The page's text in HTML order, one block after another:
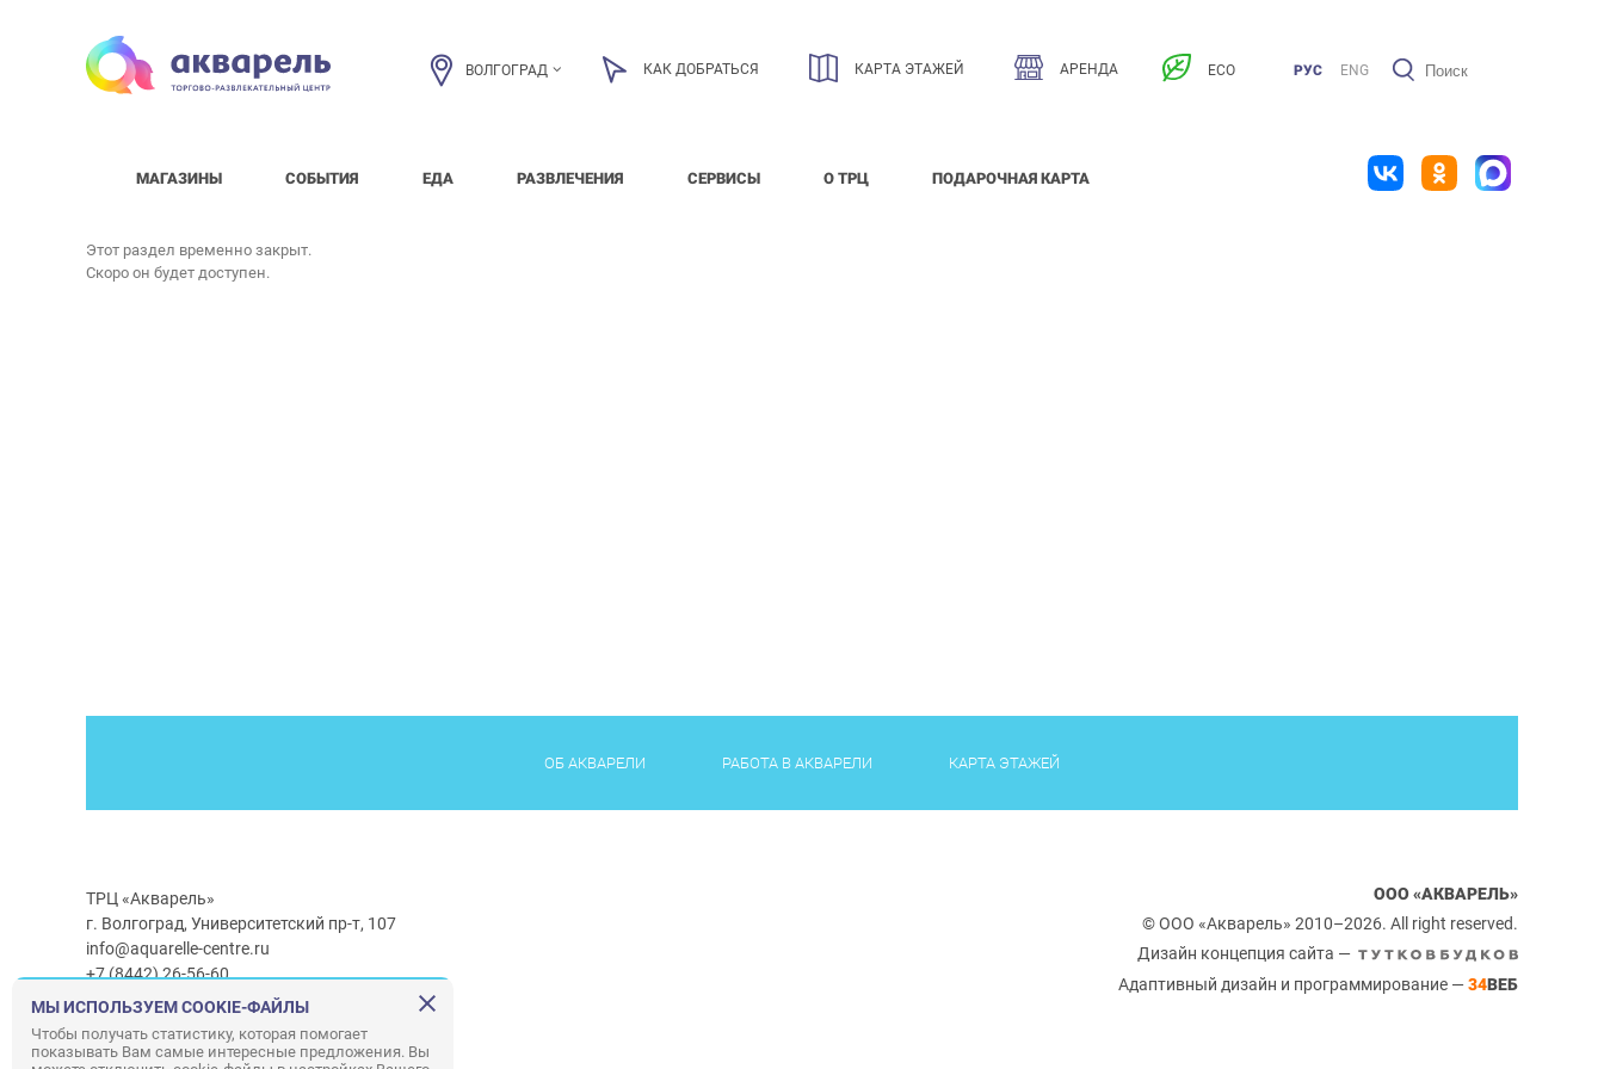
ВОЛГОГРАД КАК ДОБРАТЬСЯ КАРТА ЭТАЖЕЙ АРЕНДА ECO РУС ENG
МАГАЗИНЫ СОБЫТИЯ ЕДА РАЗВЛЕЧЕНИЯ СЕРВИСЫ О ТРЦ ПОДАРОЧНАЯ КАРТА
Этот раздел временно закрыт.
Скоро он будет доступен.
ОБ АКВАРЕЛИ РАБОТА В АКВАРЕЛИ КАРТА ЭТАЖЕЙ
ТРЦ «Акварель»
г. Волгоград, Университетский пр-т, 107
info@aquarelle-centre.ru
+7 (8442) 26-56-60
Часы работы ТРЦ: с 10:00 до 22:00
Часы работы г/м Ашан:с 08:00 до 23:00
ООО «АКВАРЕЛЬ»
© ООО «Акварель» 2010–2026. All right reserved.
Дизайн концепция сайта —
Адаптивный дизайн и программирование — 34ВЕБ
МЫ ИСПОЛЬЗУЕМ COOKIE-ФАЙЛЫ
Чтобы получать статистику, которая помогает
показывать Вам самые интересные предложения. Вы